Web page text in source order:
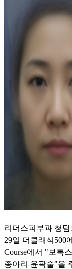
리더스피부과 청
29일 더클래식500
Course에서 " 보톡
종아리 윤곽술"을